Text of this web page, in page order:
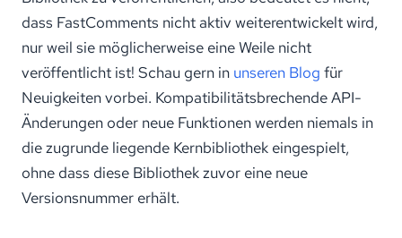
dass FastComments nicht aktiv weiterentwickelt wird,
nur weil sie möglicherweise eine Weile nicht
veröffentlicht ist! Schau gern in unseren Blog für
Neuigkeiten vorbei. Kompatibilitätsbrechende API-
Änderungen oder neue Funktionen werden niemals in
die zugrunde liegende Kernbibliothek eingespielt,
ohne dass diese Bibliothek zuvor eine neue
Versionsnummer erhält.